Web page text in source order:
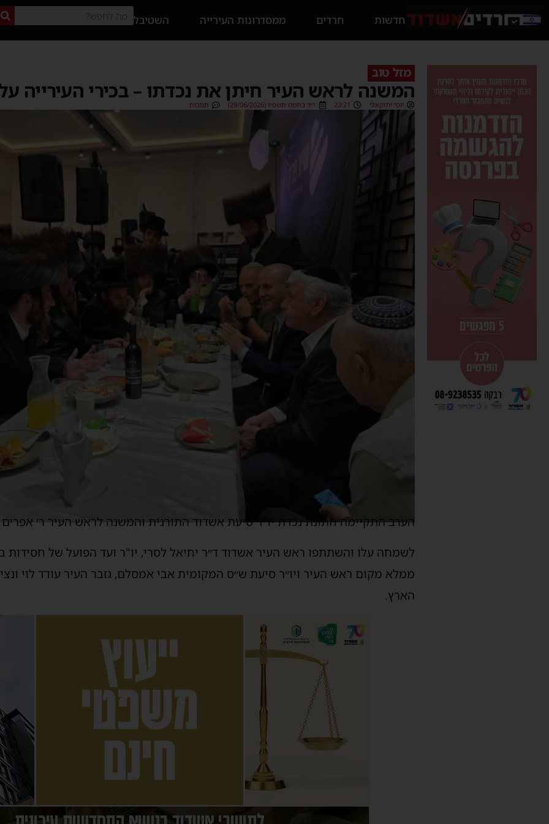
חדשות חרדים ממסדרונות העירייה השטיבל
מזל טוב
המשנה לראש העיר חיתן את נכדתו – בכירי העירייה
יוסי יחזקאלי 23:21 י״ד בתמוז תשפ״ו (29/06/2026) תגובות
הערב התקיימה חתונת נכדת יו"ר סיעת אשדוד התורנית והמשנה לראש העיר ר׳ אפרים
לשמחה עלו והשתתפו ראש העיר אשדוד ד״ר יחיאל לסרי, יו"ר ועד הפועל של חסידות
ממלא מקום ראש העיר ויו״ר סיעת ש״ס המקומית אבי אמסלם, גזבר העיר עודד לוי
הארץ.